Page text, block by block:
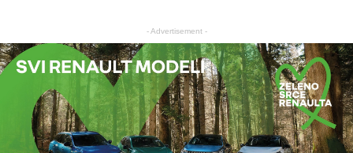
- Advertisement -